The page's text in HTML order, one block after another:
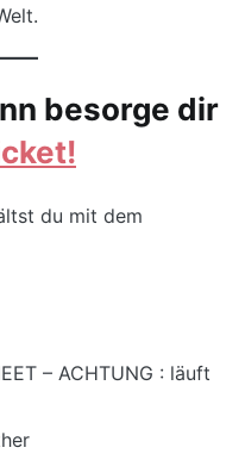
besorge dir
du mit dem
– ACHTUNG : läuft